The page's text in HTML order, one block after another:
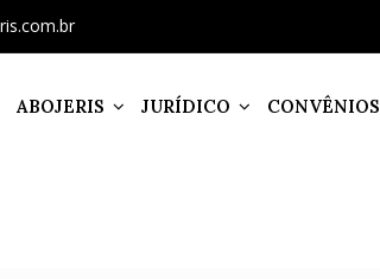
ABOJERIS JURÍDICO CONVÊNIOS